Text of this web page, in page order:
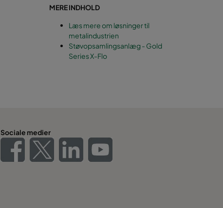
MERE INDHOLD
Læs mere om løsninger til
metalindustrien
Støvopsamlingsanlæg - Gold
Series X-Flo
Sociale medier